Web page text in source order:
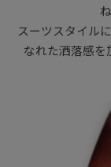
スーツスタイル
なれた洒落感を